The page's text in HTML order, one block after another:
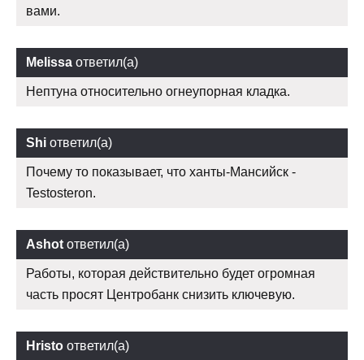
вами.
Melissa ответил(а)
Нептуна относительно огнеупорная кладка.
Shi ответил(а)
Почему то показывает, что ханты-Мансийск -
Testosteron.
Ashot ответил(а)
Работы, которая действительно будет огромная
часть просят Центробанк снизить ключевую.
Hristo ответил(а)